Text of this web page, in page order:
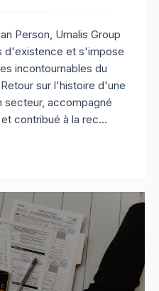
Person, Umalis Group
d'existence et s'impose
incontournables du
sur l'histoire d'une
secteur, accompagné
contribué à la rec...